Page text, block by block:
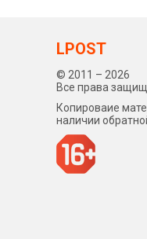
LPOST
© 2011 – 2026
Все права
Копироваие
наличии